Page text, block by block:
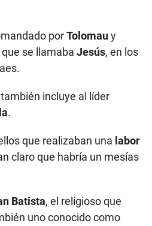
porTolomauy
se llamaba Jesús, en los
incluye al líder
.
que realizaban una labor
claro que habría un mesías
Batista, el religioso que
uno conocido como